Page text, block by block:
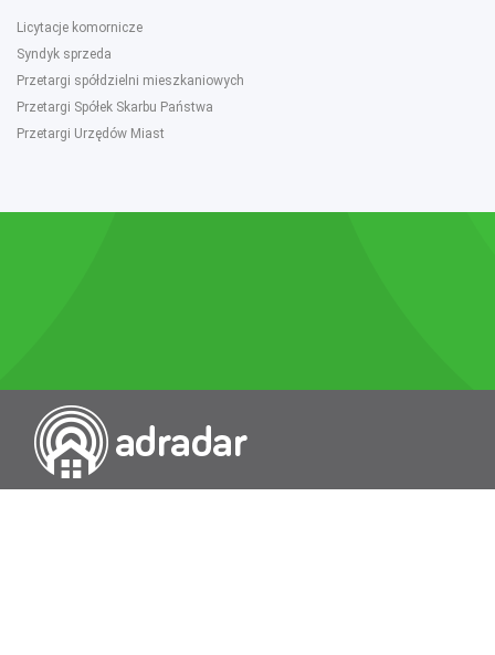
Licytacje komornicze
Syndyk sprzeda
Przetargi spółdzielni mieszkaniowych
Przetargi Spółek Skarbu Państwa
Przetargi Urzędów Miast